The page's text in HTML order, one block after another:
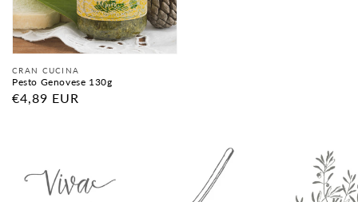
Anbieter:
CRAN CUCINA
Pesto Genovese 130g
Normaler
€4,89 EUR